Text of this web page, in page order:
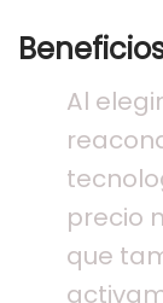
Al
precio
que